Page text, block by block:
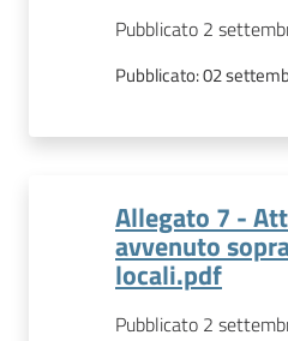
Pubblicato 2
Pubblicato:02
Allegato 7 -
avvenuto
locali.pdf
Pubblicato 2